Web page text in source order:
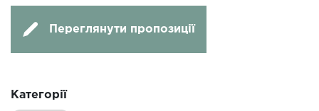
Переглянути пропозиції
Категорії